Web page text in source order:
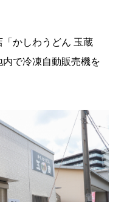
かしわうどん 玉蔵
内で冷凍自動販売機を